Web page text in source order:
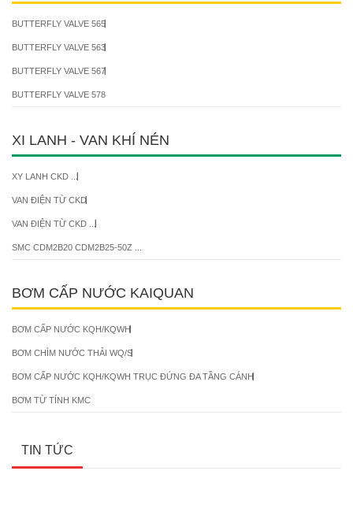
BUTTERFLY VALVE 565
BUTTERFLY VALVE 563
BUTTERFLY VALVE 567
BUTTERFLY VALVE 578
XI LANH - VAN KHÍ NÉN
XY LANH CKD ...
VAN ĐIỆN TỪ CKD
VAN ĐIỆN TỪ CKD ...
SMC CDM2B20 CDM2B25-50Z ...
BƠM CẤP NƯỚC KAIQUAN
BƠM CẤP NƯỚC KQH/KQWH
BƠM CHÌM NƯỚC THẢI WQ/S
BƠM CẤP NƯỚC KQH/KQWH TRỤC ĐỨNG ĐA TẦNG CÁNH
BƠM TỪ TÍNH KMC
TIN TỨC